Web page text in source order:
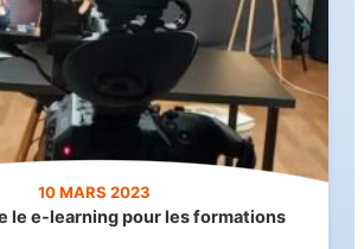
10 MARS 2023
le e-learning pour les formations